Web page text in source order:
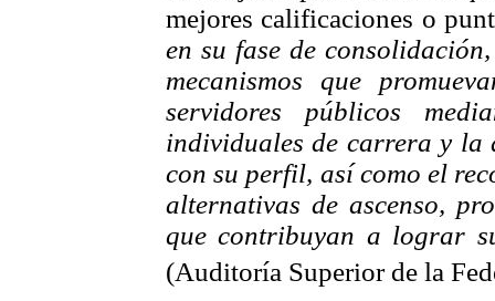
mejores calificaciones o
en su fase de
mecanismos que
servidores públicos
individuales de carrera y la
con su perfil, así como el
alternativas de ascenso,
que contribuyan a lograr
(Auditoría Superior de la